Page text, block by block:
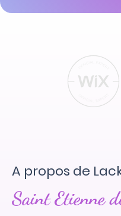
A propos de
Saint Etienne